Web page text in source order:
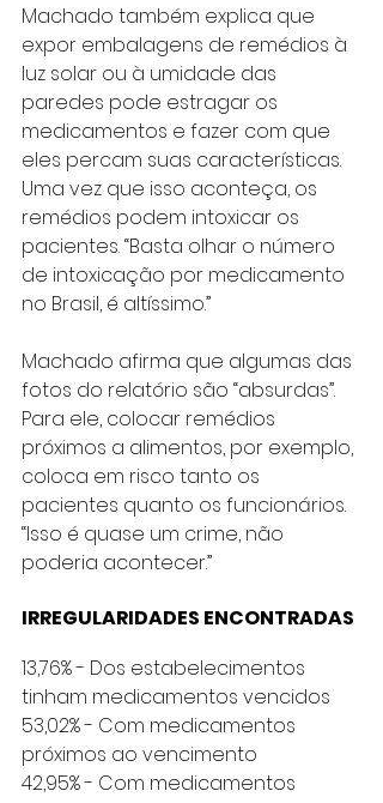
Machado também explica que
expor embalagens de remédios à
luz solar ou à umidade das
paredes pode estragar os
medicamentos e fazer com que
eles percam suas características.
Uma vez que isso aconteça, os
remédios podem intoxicar os
pacientes. “Basta olhar o número
de intoxicação por medicamento
no Brasil, é altíssimo.”
Machado afirma que algumas das
fotos do relatório são “absurdas”.
Para ele, colocar remédios
próximos a alimentos, por exemplo,
coloca em risco tanto os
pacientes quanto os funcionários.
“Isso é quase um crime, não
poderia acontecer.”
IRREGULARIDADES ENCONTRADAS
13,76% - Dos estabelecimentos
tinham medicamentos vencidos
53,02% - Com medicamentos
próximos ao vencimento
42,95% - Com medicamentos